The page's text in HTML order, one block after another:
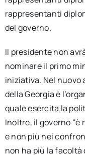
rappresentanti
del governo.
Il presidente non
nominare il primo
iniziativa. Nel nuovo
della Georgia è
quale esercita la
Inoltre, il governo “è
e non più nei
non ha più la facoltà